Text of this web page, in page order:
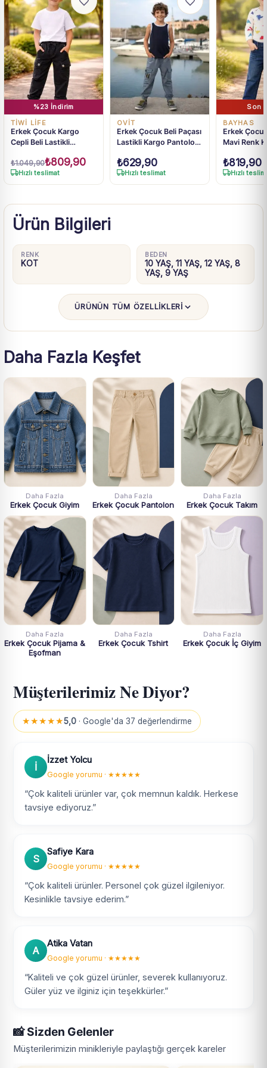
%23 İndirim
TİWİ LİFE
Erkek Çocuk Kargo
Cepli Beli Lastikli
₺1.049,90₺809,90
Hızlı teslimat
OVİT
Erkek Çocuk Beli Paçası
Lastikli Kargo Pantolon
Seçeneği
₺629,90
Hızlı teslimat
Son
BAYHAS
Erkek
Mavi Renk
₺819,90
Hızlı
Ürün Bilgileri
RENK
KOT
BEDEN
10 YAŞ, 11 YAŞ, 12 YAŞ, 8
YAŞ, 9 YAŞ
ÜRÜNÜN TÜM ÖZELLİKLERİ
Daha Fazla Keşfet
Daha Fazla
Erkek Çocuk Giyim
Daha Fazla
Erkek Çocuk Pantolon
Daha Fazla
Erkek Çocuk Takım
Daha Fazla
Erkek Çocuk Pijama &
Eşofman
Daha Fazla
Erkek Çocuk Tshirt
Daha Fazla
Erkek Çocuk İç Giyim
Müşterilerimiz Ne Diyor?
★★★★★5,0 · Google'da 37 değerlendirme
İ
İzzet Yolcu
Google yorumu · ★★★★★
“Çok kaliteli ürünler var, çok memnun kaldık. Herkese
tavsiye ediyoruz.”
S
Safiye Kara
Google yorumu · ★★★★★
“Çok kaliteli ürünler. Personel çok güzel ilgileniyor.
Kesinlikle tavsiye ederim.”
A
Atika Vatan
Google yorumu · ★★★★★
“Kaliteli ve çok güzel ürünler, severek kullanıyoruz.
Güler yüz ve ilginiz için teşekkürler.”
📸 Sizden Gelenler
Müşterilerimizin minikleriyle paylaştığı gerçek kareler